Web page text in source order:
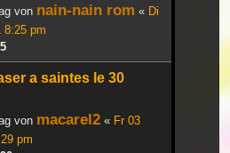
von nain-nain rom « Di
8:25 pm
a saintes le 30
von macarel2 « Fr 03
pm